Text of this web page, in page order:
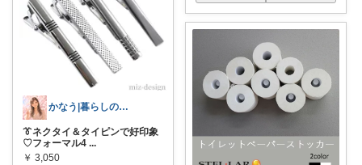
かなう|暮らしの記録🌱
👔ネクタイ＆タイピンで好印象
♡フォーマル4 ...
￥ 3,050